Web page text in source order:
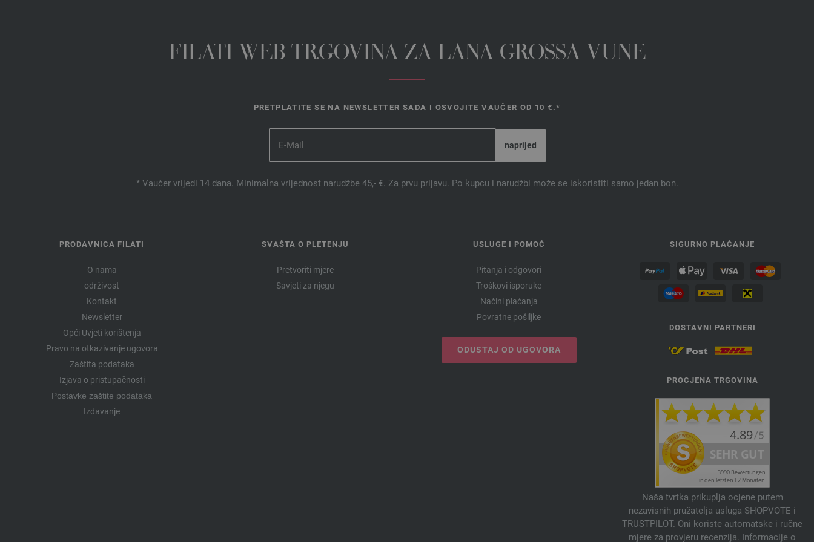
FILATI WEB TRGOVINA ZA LANA GROSSA VUNE
PRETPLATITE SE NA NEWSLETTER SADA I OSVOJITE VAUČER OD 10 €.*
* Vaučer vrijedi 14 dana. Minimalna vrijednost narudžbe 45,- €. Za prvu prijavu. Po kupcu i narudžbi može se iskoristiti samo jedan bon.
PRODAVNICA FILATI
O nama
održivost
Kontakt
Newsletter
Opći Uvjeti korištenja
Pravo na otkazivanje ugovora
Zaštita podataka
Izjava o pristupačnosti
Postavke zaštite podataka
Izdavanje
SVAŠTA O PLETENJU
Pretvoriti mjere
Savjeti za njegu
USLUGE I POMOĆ
Pitanja i odgovori
Troškovi isporuke
Načini plaćanja
Povratne pošiljke
ODUSTAJ OD UGOVORA
SIGURNO PLAĆANJE
DOSTAVNI PARTNERI
PROCJENA TRGOVINA
Naša tvrtka prikuplja ocjene putem
nezavisnih pružatelja usluga SHOPVOTE i
TRUSTPILOT. Oni koriste automatske i ručne
mjere za provjeru recenzija. Informacije o